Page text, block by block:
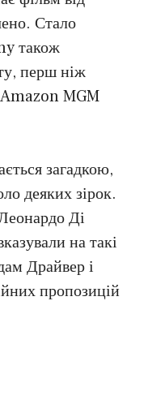
Стало
також
перш ніж
MGM
загадкою,
деяких зірок.
Ді
на такі
Драйвер і
пропозицій